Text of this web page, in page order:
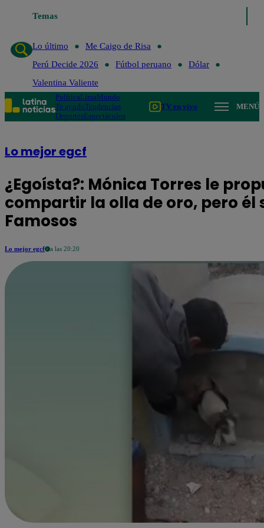
Temas
Lo último
Me Caigo de Risa
Perú Decide 2026
Fútbol peruano
Dólar
Valentina Valiente
PolíticaLimaMundo
Te ayudoTendencias
DeportesEspectáculos
TV en vivo MENÚ
Lo mejor egcf
¿Egoísta?: Mónica Torres le
compartir la olla de oro, pero él
Famosos
Lo mejor egcf a las 20:20